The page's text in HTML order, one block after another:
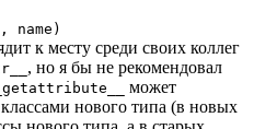
name)
к месту среди своих коллег
, но я бы не рекомендовал
может
классами нового типа (в новых